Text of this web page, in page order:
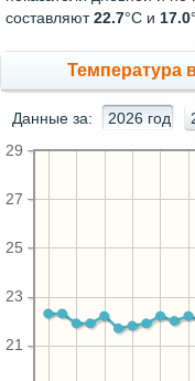
составляют22.7°С и 17.0
Температура
Данные за: 2026 год
21
23
25
27
29